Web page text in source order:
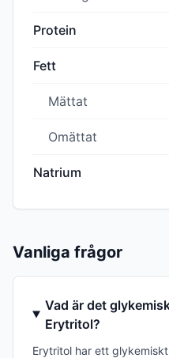
Protein
Fett
Mättat
Omättat
Natrium
Vanliga frågor
Vad är det
Erytritol?
Erytritol har ett